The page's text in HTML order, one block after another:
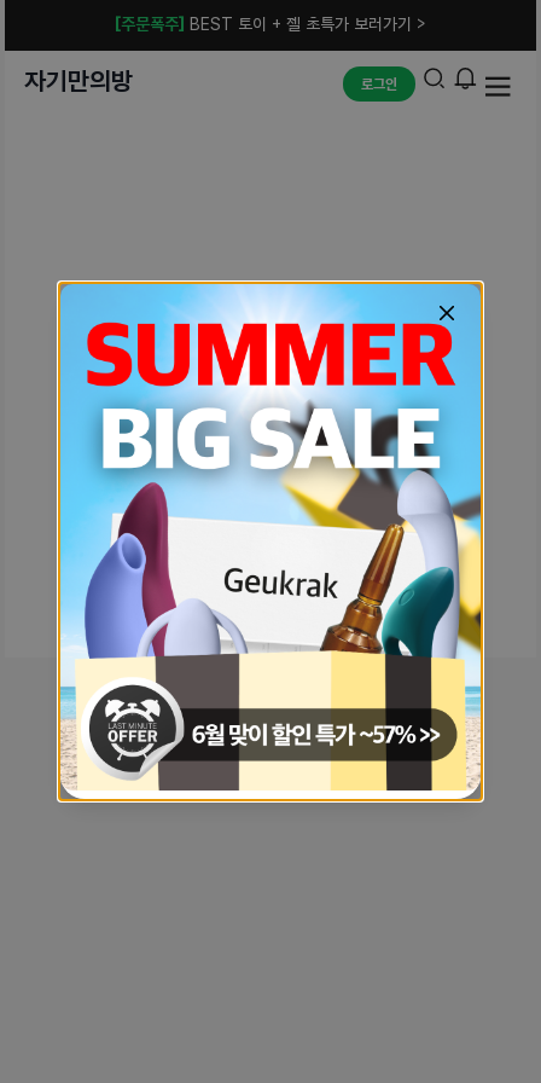
[주문폭주] BEST 토이 + 젤 초특가 보러가기 >
자기만의방 로그인
예상치 못한 에러입니다.